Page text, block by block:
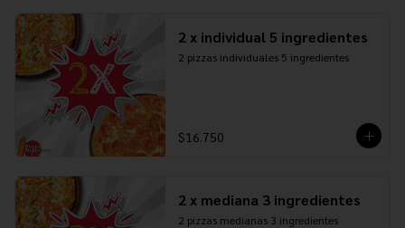
2 x individual 5 ingredientes
2 pizzas individuales 5 ingredientes
$16.750
2 x mediana 3 ingredientes
2 pizzas medianas 3 ingredientes